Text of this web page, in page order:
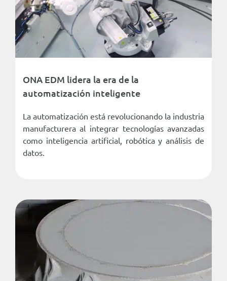
ONA EDM lidera la era de la
automatización inteligente
La automatización está revolucionando la industria
manufacturera al integrar tecnologías avanzadas
como inteligencia artificial, robótica y análisis de
datos.